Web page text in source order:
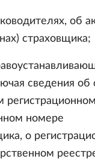
об
страховщика;
сведения об
номере
о